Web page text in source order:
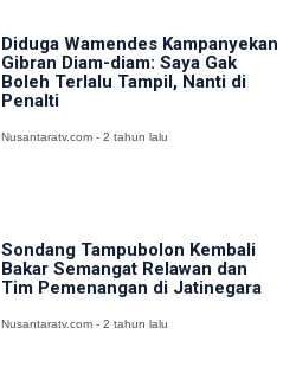
Diduga Wamendes Kampanyekan
Gibran Diam-diam: Saya Gak
Boleh Terlalu Tampil, Nanti di
Penalti
Nusantaratv.com - 2 tahun lalu
Sondang Tampubolon Kembali
Bakar Semangat Relawan dan
Tim Pemenangan di Jatinegara
Nusantaratv.com - 2 tahun lalu